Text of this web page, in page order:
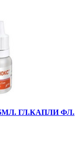
ГЛ.КАПЛИ ФЛ.